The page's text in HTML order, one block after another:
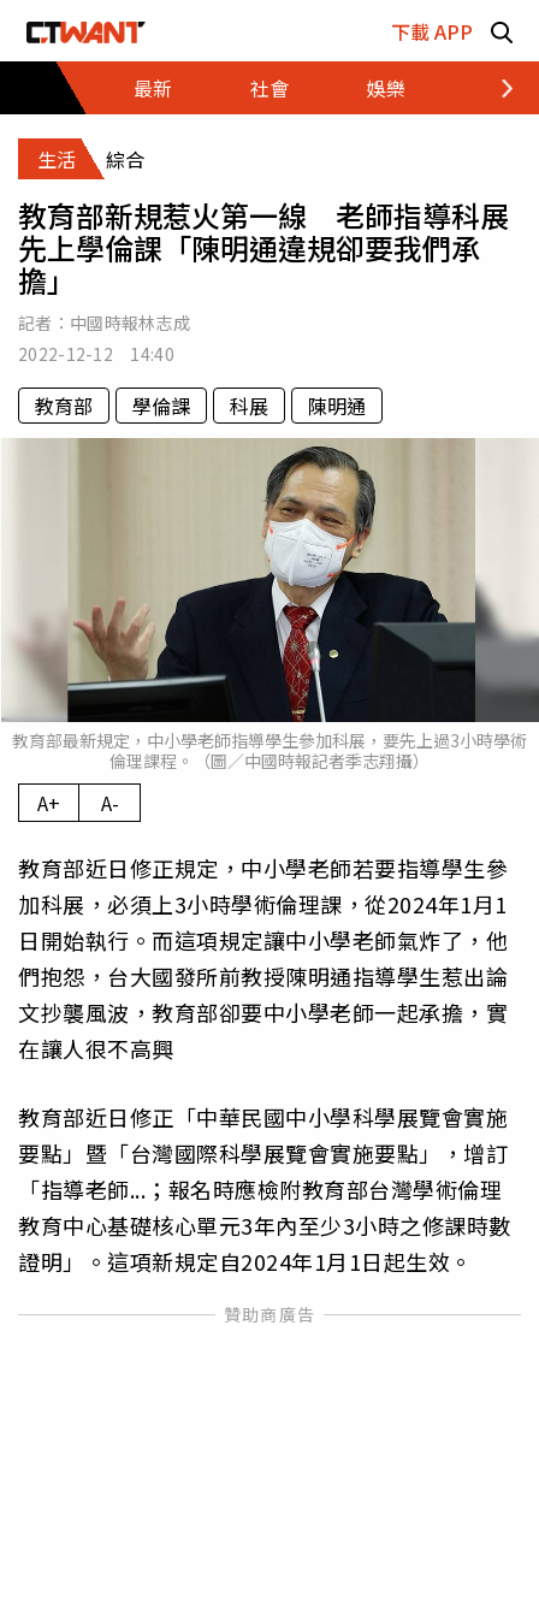
下載 APP
最新
社會 娛樂 財經
生活 綜合
教育部新規惹火第一線 老師指導科展
先上學倫課「陳明通違規卻要我們承
擔」
記者： 中國時報林志成
2022-12-12 14:40
教育部 學倫課 科展 陳明通
教育部最新規定，中小學老師指導學生參加科展，要先上過3小時學術
倫理課程。（圖／中國時報記者季志翔攝）
A+ A-
教育部近日修正規定，中小學老師若要指導學生參
加科展，必須上3小時學術倫理課，從2024年1月1
日開始執行。而這項規定讓中小學老師氣炸了，他
們抱怨，台大國發所前教授陳明通指導學生惹出論
文抄襲風波，教育部卻要中小學老師一起承擔，實
在讓人很不高興
教育部近日修正「中華民國中小學科學展覽會實施
要點」暨「台灣國際科學展覽會實施要點」，增訂
「指導老師...；報名時應檢附教育部台灣學術倫理
教育中心基礎核心單元3年內至少3小時之修課時數
證明」。這項新規定自2024年1月1日起生效。